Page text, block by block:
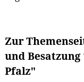
Zur
und Besatzung
Pfalz"